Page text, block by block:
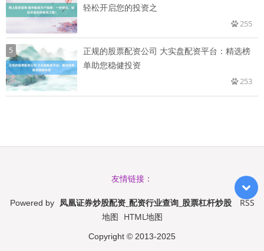
轻松开启您的投资之
255
5
正规的股票配资公司 大实盘配资平台：精选榜
单助您稳健投资
253
友情链接：
Powered by 凤凰证券炒股配资_配资行业查询_股票杠杆炒股
RSS
地图 HTML地图
Copyright © 2013-2025